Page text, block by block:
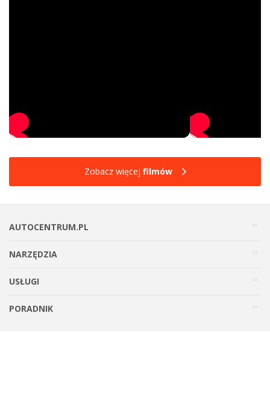
Zobacz więcej filmów
AUTOCENTRUM.PL
NARZĘDZIA
USŁUGI
PORADNIK